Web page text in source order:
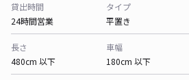
貸出時間
24時間営業
タイプ
平置き
長さ
480cm 以下
車幅
180cm 以下